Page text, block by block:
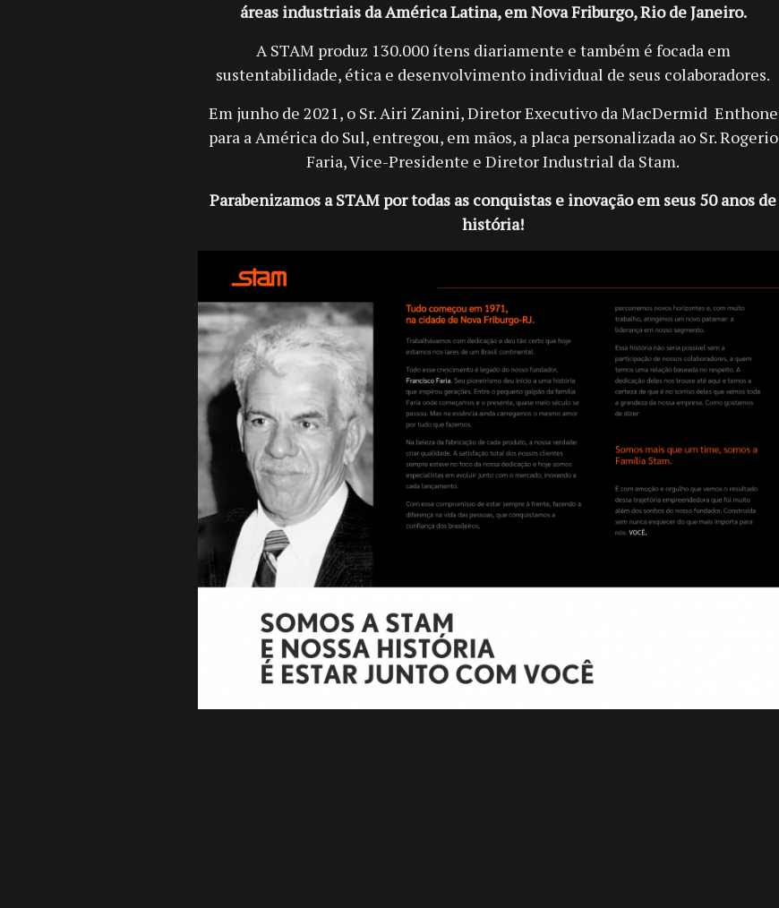
áreas industriais da América Latina, em Nova Friburgo, Rio de Janeiro.
A STAM produz 130.000 ítens diariamente e também é focada em
sustentabilidade, ética e desenvolvimento individual de seus colaboradores.
Em junho de 2021, o Sr. Airi Zanini, Diretor Executivo da MacDermid Enthone
para a América do Sul, entregou, em mãos, a placa personalizada ao Sr. Rogerio
Faria, Vice-Presidente e Diretor Industrial da Stam.
Parabenizamos a STAM por todas as conquistas e inovação em seus 50 anos de
história!